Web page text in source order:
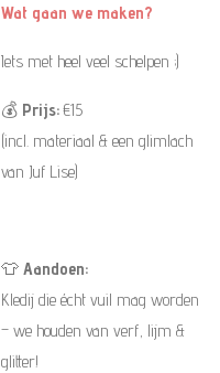
Wat gaan we maken?
Iets met heel veel schelpen ;)
💰 Prijs:€15
(incl. materiaal & een glimlach
van Juf Lise)
👕 Aandoen:
Kledij die écht vuil mag worden
– we houden van verf, lijm &
glitter!